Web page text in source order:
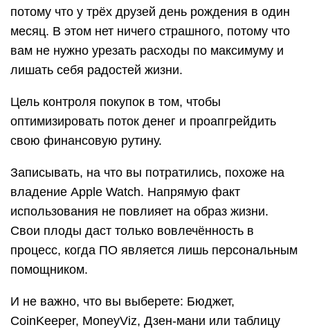
потому что у трёх друзей день рождения в один
месяц. В этом нет ничего страшного, потому что
вам не нужно урезать расходы по максимуму и
лишать себя радостей жизни.
Цель контроля покупок в том, чтобы
оптимизировать поток денег и проапгрейдить
свою финансовую рутину.
Записывать, на что вы потратились, похоже на
владение Apple Watch. Напрямую факт
использования не повлияет на образ жизни.
Свои плоды даст только вовлечённость в
процесс, когда ПО является лишь персональным
помощником.
И не важно, что вы выберете: Бюджет,
CoinKeeper, MoneyViz, Дзен-мани или таблицу